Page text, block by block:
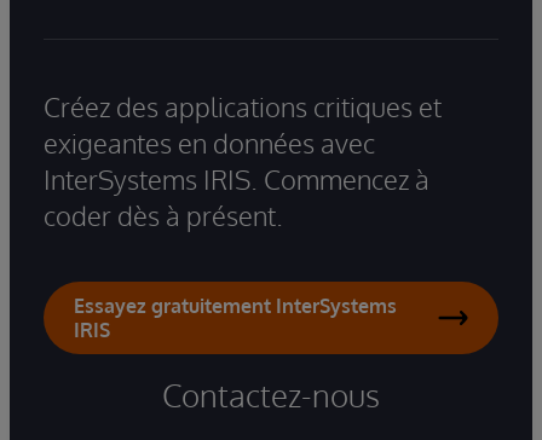
Créez des applications critiques et
exigeantes en données avec
InterSystems IRIS. Commencez à
coder dès à présent.
Essayez gratuitement InterSystems
IRIS
Contactez-nous